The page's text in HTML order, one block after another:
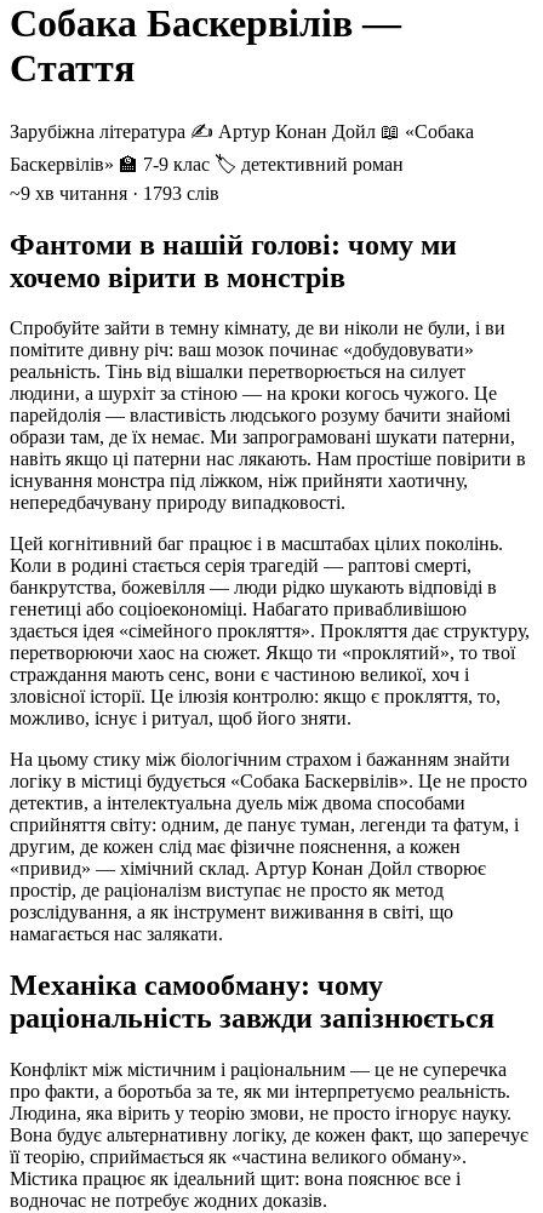
Собака Баскервілів —
Стаття
Зарубіжна література ✍️ Артур Конан Дойл 📖 «Собака
Баскервілів» 🏫 7-9 клас 🏷 детективний роман
~9 хв читання · 1793 слів
Фантоми в нашій голові: чому ми
хочемо вірити в монстрів
Спробуйте зайти в темну кімнату, де ви ніколи не були, і ви
помітите дивну річ: ваш мозок починає «добудовувати»
реальність. Тінь від вішалки перетворюється на силует
людини, а шурхіт за стіною — на кроки когось чужого. Це
парейдолія — властивість людського розуму бачити знайомі
образи там, де їх немає. Ми запрограмовані шукати патерни,
навіть якщо ці патерни нас лякають. Нам простіше повірити в
існування монстра під ліжком, ніж прийняти хаотичну,
непередбачувану природу випадковості.
Цей когнітивний баг працює і в масштабах цілих поколінь.
Коли в родині стається серія трагедій — раптові смерті,
банкрутства, божевілля — люди рідко шукають відповіді в
генетиці або соціоекономіці. Набагато привабливішою
здається ідея «сімейного прокляття». Прокляття дає структуру,
перетворюючи хаос на сюжет. Якщо ти «проклятий», то твої
страждання мають сенс, вони є частиною великої, хоч і
зловісної історії. Це ілюзія контролю: якщо є прокляття, то,
можливо, існує і ритуал, щоб його зняти.
На цьому стику між біологічним страхом і бажанням знайти
логіку в містиці будується «Собака Баскервілів». Це не просто
детектив, а інтелектуальна дуель між двома способами
сприйняття світу: одним, де панує туман, легенди та фатум, і
другим, де кожен слід має фізичне пояснення, а кожен
«привид» — хімічний склад. Артур Конан Дойл створює
простір, де раціоналізм виступає не просто як метод
розслідування, а як інструмент виживання в світі, що
намагається нас залякати.
Механіка самообману: чому
раціональність завжди запізнюється
Конфлікт між містичним і раціональним — це не суперечка
про факти, а боротьба за те, як ми інтерпретуємо реальність.
Людина, яка вірить у теорію змови, не просто ігнорує науку.
Вона будує альтернативну логіку, де кожен факт, що заперечує
її теорію, сприймається як «частина великого обману».
Містика працює як ідеальний щит: вона пояснює все і
водночас не потребує жодних доказів.